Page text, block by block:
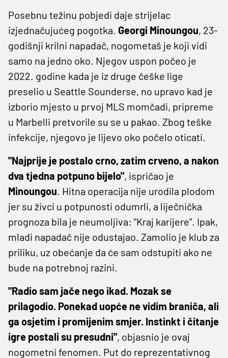
Posebnu težinu pobjedi daje strijelac
izjednačujućeg pogotka. Georgi Minoungou, 23-
godišnji krilni napadač, nogometaš je koji vidi
samo na jedno oko. Njegov uspon počeo je
2022. godine kada je iz druge češke lige
preselio u Seattle Sounderse, no upravo kad je
izborio mjesto u prvoj MLS momčadi, pripreme
u Marbelli pretvorile su se u pakao. Zbog teške
infekcije, njegovo je lijevo oko počelo oticati.
"Najprije je postalo crno, zatim crveno, a nakon
dva tjedna potpuno bijelo", ispričao je
Minoungou. Hitna operacija nije urodila plodom
jer su živci u potpunosti odumrli, a liječnička
prognoza bila je neumoljiva: "Kraj karijere". Ipak,
mladi napadač nije odustajao. Zamolio je klub za
priliku, uz obećanje da će sam odstupiti ako ne
bude na potrebnoj razini.
"Radio sam jače nego ikad. Mozak se
prilagodio. Ponekad uopće ne vidim braniča, ali
ga osjetim i promijenim smjer. Instinkt i čitanje
igre postali su presudni", objasnio je ovaj
nogometni fenomen. Put do reprezentativnog